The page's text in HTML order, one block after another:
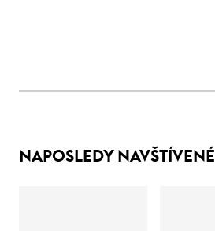
NAPOSLEDY NAVŠTÍVENÉ